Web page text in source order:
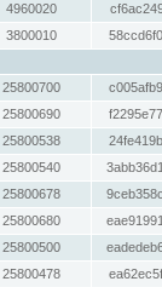
4960020
3800010
25800700
25800690
25800538
25800540
25800678
25800680
25800500
25800478